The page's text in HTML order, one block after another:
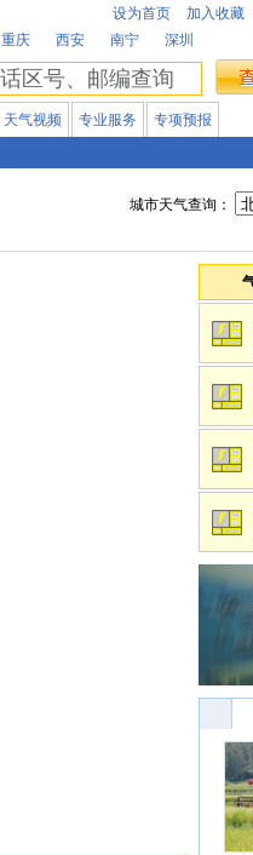
设为首页 加入收藏
重庆 西安 南宁 深圳
天气视频 专业服务
专项预报
城市天气查询：